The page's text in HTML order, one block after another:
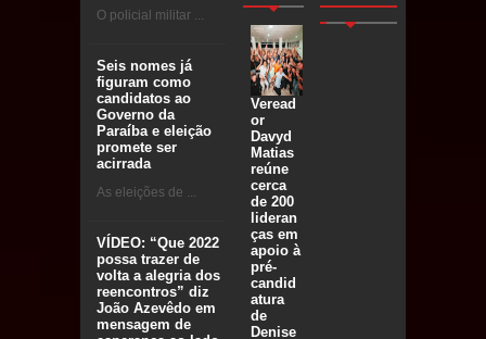
O policial militar ...
Seis nomes já
figuram como
candidatos ao
Governo da
Paraíba e eleição
promete ser
acirrada
As eleições de ...
VÍDEO: “Que 2022
possa trazer de
volta a alegria dos
reencontros” diz
João Azevêdo em
mensagem de
Veread
or
Davyd
Matias
reúne
cerca
de 200
lideran
ças em
apoio à
pré-
candid
atura
de
Denise